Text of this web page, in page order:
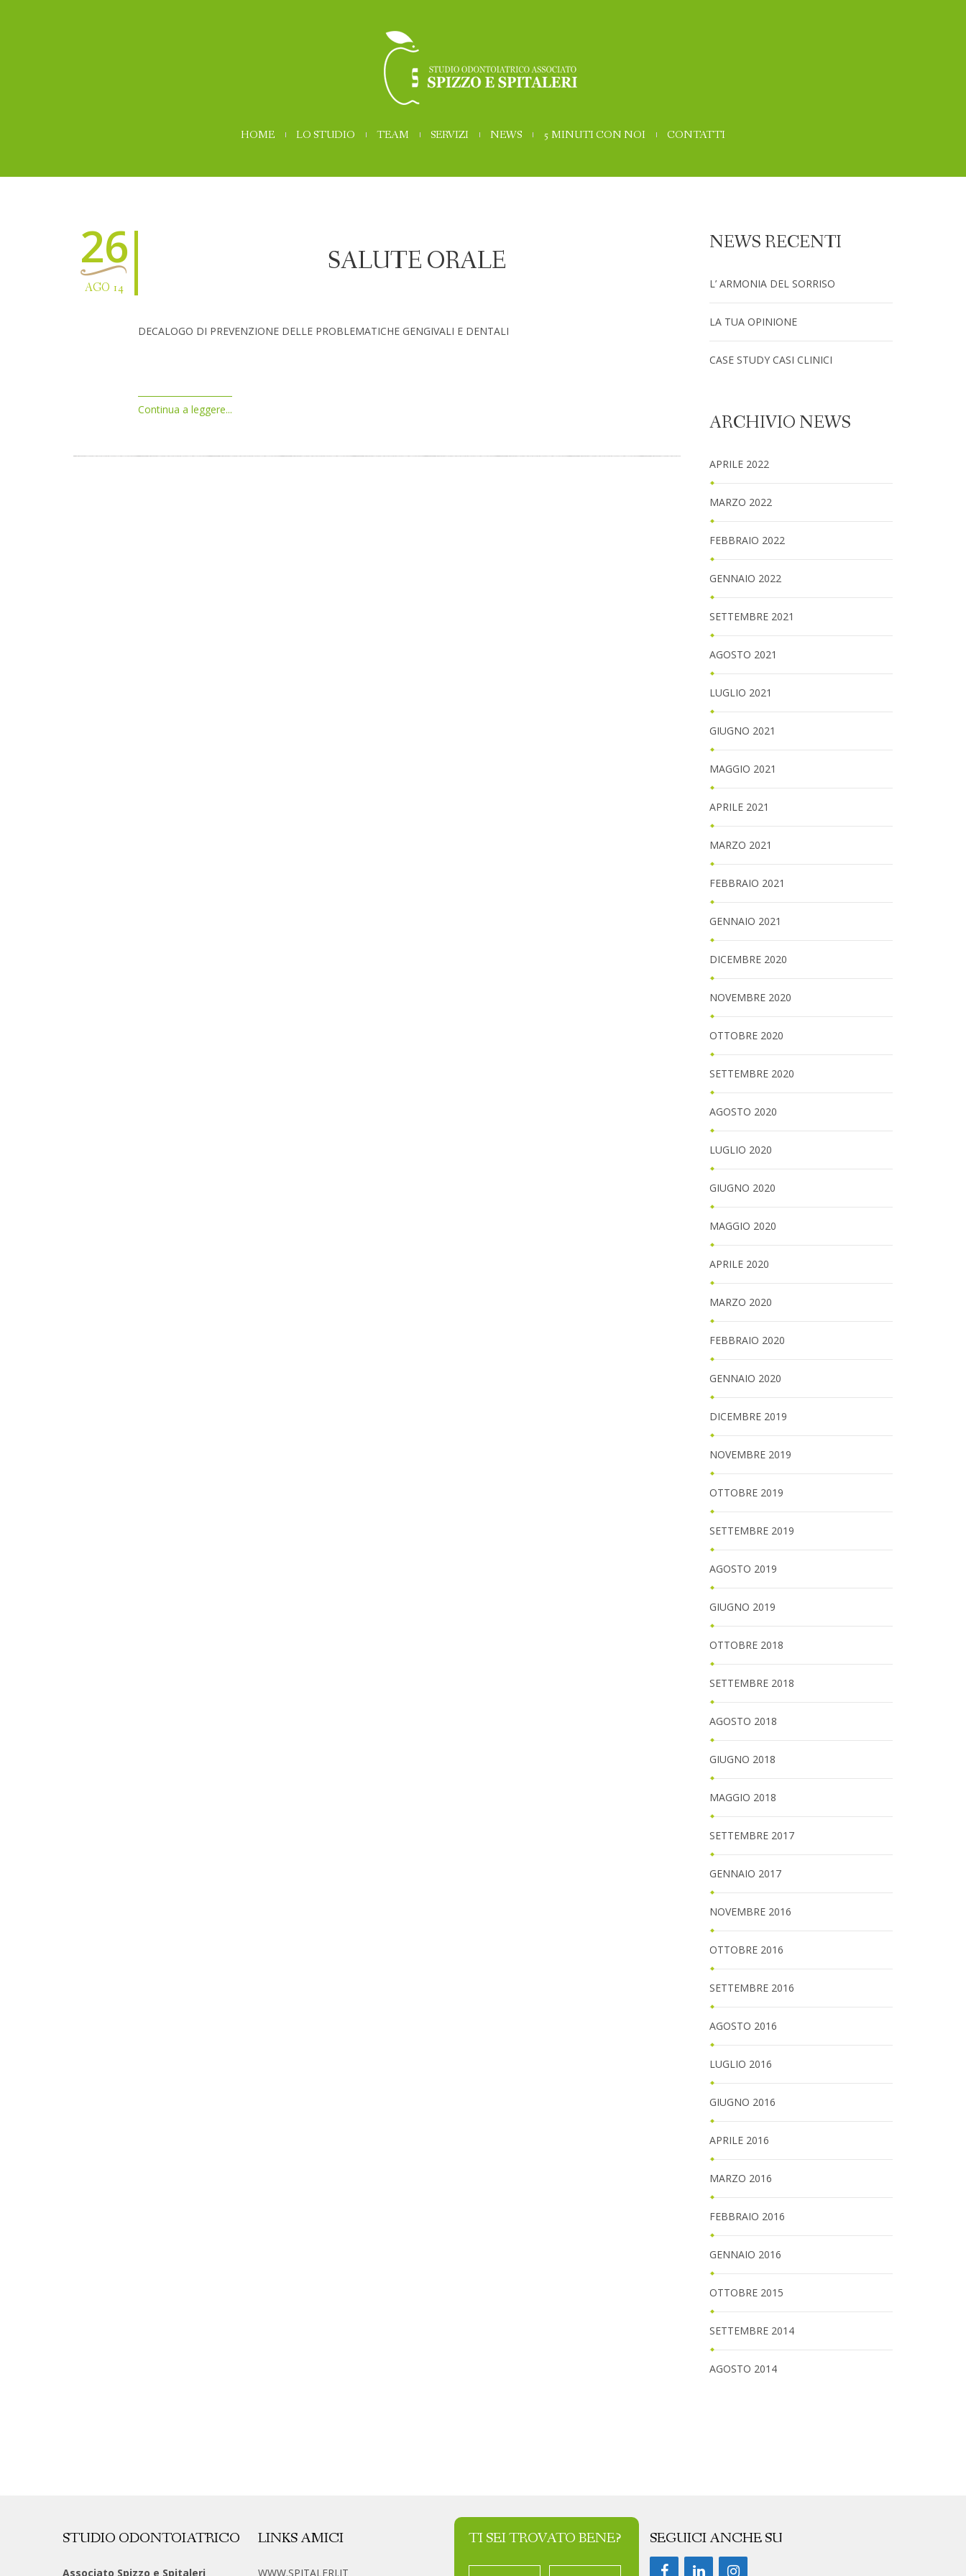
HOME LO STUDIO TEAM SERVIZI NEWS 5 MINUTI CON NOI CONTATTI
SALUTE ORALE
26
AGO 14
DECALOGO DI PREVENZIONE DELLE PROBLEMATICHE GENGIVALI E DENTALI
Continua a leggere...
NEWS RECENTI
L’ ARMONIA DEL SORRISO
LA TUA OPINIONE
CASE STUDY CASI CLINICI
ARCHIVIO NEWS
APRILE 2022
MARZO 2022
FEBBRAIO 2022
GENNAIO 2022
SETTEMBRE 2021
AGOSTO 2021
LUGLIO 2021
GIUGNO 2021
MAGGIO 2021
APRILE 2021
MARZO 2021
FEBBRAIO 2021
GENNAIO 2021
DICEMBRE 2020
NOVEMBRE 2020
OTTOBRE 2020
SETTEMBRE 2020
AGOSTO 2020
LUGLIO 2020
GIUGNO 2020
MAGGIO 2020
APRILE 2020
MARZO 2020
FEBBRAIO 2020
GENNAIO 2020
DICEMBRE 2019
NOVEMBRE 2019
OTTOBRE 2019
SETTEMBRE 2019
AGOSTO 2019
GIUGNO 2019
OTTOBRE 2018
SETTEMBRE 2018
AGOSTO 2018
GIUGNO 2018
MAGGIO 2018
SETTEMBRE 2017
GENNAIO 2017
NOVEMBRE 2016
OTTOBRE 2016
SETTEMBRE 2016
AGOSTO 2016
LUGLIO 2016
GIUGNO 2016
APRILE 2016
MARZO 2016
FEBBRAIO 2016
GENNAIO 2016
OTTOBRE 2015
SETTEMBRE 2014
AGOSTO 2014
STUDIO ODONTOIATRICO
Associato Spizzo e Spitaleri
LINKS AMICI
WWW.SPITALERI.IT
TI SEI TROVATO BENE? SEGUICI ANCHE SU